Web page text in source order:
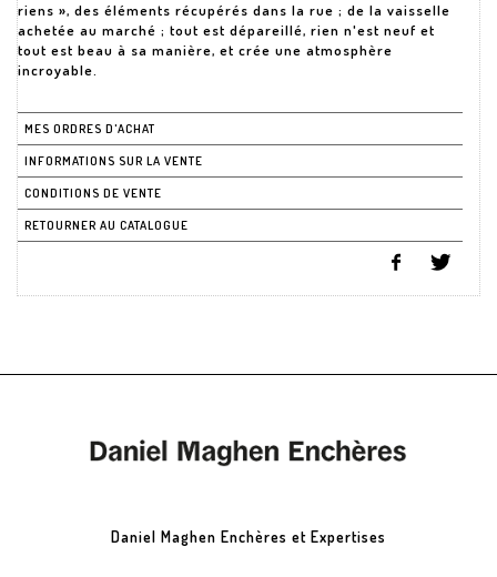
riens », des éléments récupérés dans la rue ; de la vaisselle
achetée au marché ; tout est dépareillé, rien n'est neuf et
tout est beau à sa manière, et crée une atmosphère
incroyable.
MES ORDRES D'ACHAT
INFORMATIONS SUR LA VENTE
CONDITIONS DE VENTE
RETOURNER AU CATALOGUE
Daniel Maghen Enchères et Expertises